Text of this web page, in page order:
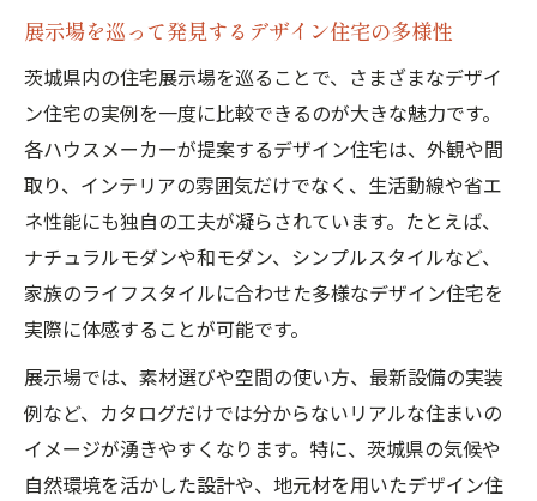
展示場を巡って発見するデザイン住宅の多様性
茨城県内の住宅展示場を巡ることで、さまざまなデザイ
ン住宅の実例を一度に比較できるのが大きな魅力です。
各ハウスメーカーが提案するデザイン住宅は、外観や間
取り、インテリアの雰囲気だけでなく、生活動線や省エ
ネ性能にも独自の工夫が凝らされています。たとえば、
ナチュラルモダンや和モダン、シンプルスタイルなど、
家族のライフスタイルに合わせた多様なデザイン住宅を
実際に体感することが可能です。
展示場では、素材選びや空間の使い方、最新設備の実装
例など、カタログだけでは分からないリアルな住まいの
イメージが湧きやすくなります。特に、茨城県の気候や
自然環境を活かした設計や、地元材を用いたデザイン住